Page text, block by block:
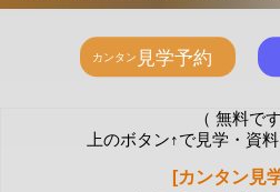
（ 無料です
上のボタン↑で見学・資
[カンタン見